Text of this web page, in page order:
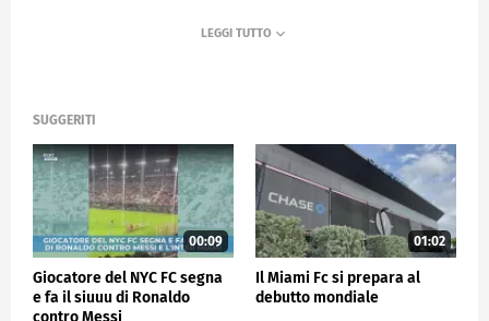
dove almeno 125 persone soo rimaste uccise e oltre
del Persebaya Surabaya e la polizia ha risposto con
All'interno dello stadio uno scenario di distruzione
con transenne buttate giù, scarpe, bottiglie e oggetti
abbandonati sul campo.
SUGGERITI
00:09
Giocatore del NYC FC segna
e fa il siuuu di Ronaldo
contro Messi
01:02
Il Miami Fc si prepara al
debutto mondiale